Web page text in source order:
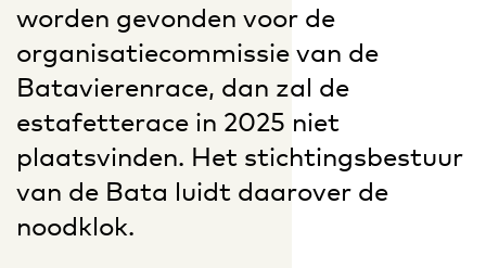
worden gevonden voor de
organisatiecommissie van de
Batavierenrace, dan zal de
estafetterace in 2025 niet
plaatsvinden. Het stichtingsbestuur
van de Bata luidt daarover de
noodklok.